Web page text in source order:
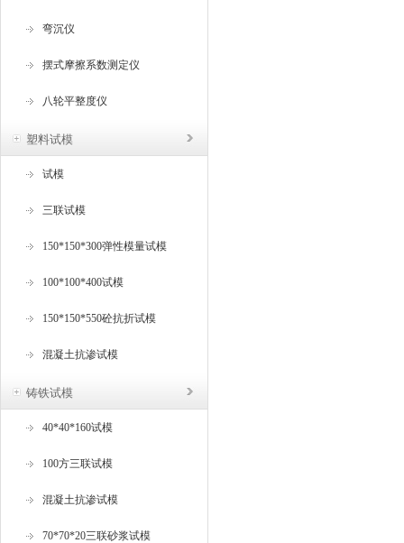
弯沉仪
摆式摩擦系数测定仪
八轮平整度仪
塑料试模
试模
三联试模
150*150*300弹性模量试模
100*100*400试模
150*150*550砼抗折试模
混凝土抗渗试模
铸铁试模
40*40*160试模
100方三联试模
混凝土抗渗试模
70*70*20三联砂浆试模